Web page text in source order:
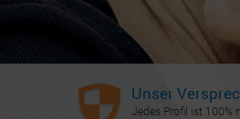
Unser
Jedes Profil ist 100%